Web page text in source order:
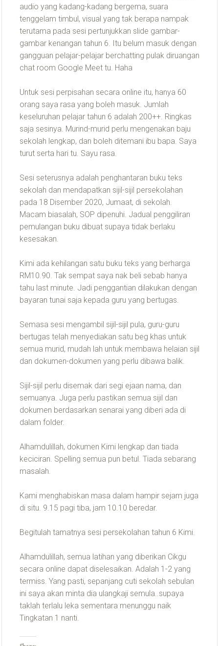
audio yang kadang-kadang bergema, suara
tenggelam timbul, visual yang tak berapa nampak
terutama pada sesi pertunjukkan slide gambar-
gambar kenangan tahun 6. Itu belum masuk dengan
gangguan pelajar-pelajar berchatting pulak diruangan
chat room Google Meet tu. Haha
Untuk sesi perpisahan secara online itu, hanya 60
orang saya rasa yang boleh masuk. Jumlah
keseluruhan pelajar tahun 6 adalah 200++. Ringkas
saja sesinya. Murind-murid perlu mengenakan baju
sekolah lengkap, dan boleh ditemani ibu bapa. Saya
turut serta hari tu. Sayu rasa.
Sesi seterusnya adalah penghantaran buku teks
sekolah dan mendapatkan sijil-sijil persekolahan
pada 18 Disember 2020, Jumaat, di sekolah.
Macam biasalah, SOP dipenuhi. Jadual penggiliran
pemulangan buku dibuat supaya tidak berlaku
kesesakan.
Kimi ada kehilangan satu buku teks yang berharga
RM10.90. Tak sempat saya nak beli sebab hanya
tahu last minute. Jadi penggantian dilakukan dengan
bayaran tunai saja kepada guru yang bertugas.
Semasa sesi mengambil sijil-sijil pula, guru-guru
bertugas telah menyediakan satu beg khas untuk
semua murid, mudah lah untuk membawa helaian sijil
dan dokumen-dokumen yang perlu dibawa balik.
Sijil-sijil perlu disemak dari segi ejaan nama, dan
semuanya. Juga perlu pastikan semua sijil dan
dokumen berdasarkan senarai yang diberi ada di
dalam folder.
Alhamdulillah, dokumen Kimi lengkap dan tiada
keciciran. Spelling semua pun betul. Tiada sebarang
masalah.
Kami menghabiskan masa dalam hampir sejam juga
di situ. 9.15 pagi tiba, jam 10.10 beredar.
Begitulah tamatnya sesi persekolahan tahun 6 Kimi.
Alhamdulillah, semua latihan yang diberikan Cikgu
secara online dapat diselesaikan. Adalah 1-2 yang
termiss. Yang pasti, sepanjang cuti sekolah sebulan
ini saya akan minta dia ulangkaji semula..supaya
taklah terlalu leka sementara menunggu naik
Tingkatan 1 nanti.